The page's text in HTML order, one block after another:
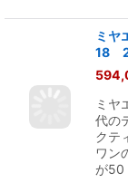
ミヤ
18
ミヤ
代の
クテ
ワン
が50